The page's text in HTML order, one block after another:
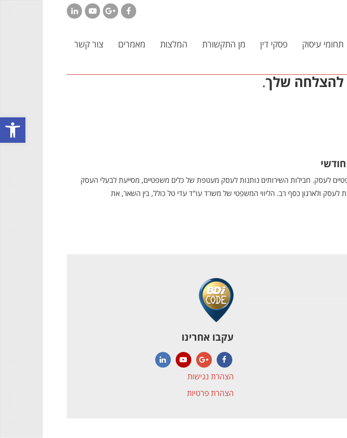
פתח
Facebook
Google+
YouTube
LinkedIn
תחומי עיסוק פסקי דין מן התקשורת המלצות מאמרים צור קשר
להצלחה שלך.
לעסק. חבילות השירותים נותנות לעסק מעטפת של כלים משפטיים, מסייעת לבעלי העסק
לעסק ולארגון כסף רב. הליווי המשפטי של משרד עו"ד עדי טל כולל, בין השאר, את
עקבו אחרינו
Facebook
Google+
YouTubeהצהרת נגישות
הצהרת פרטיות